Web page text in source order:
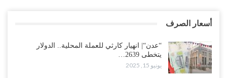
أسعار الصرف
“عدن“| انهيار كارثي للعملة المحلية.. الدولار
يتخطى 2639…
يونيو 15, 2025